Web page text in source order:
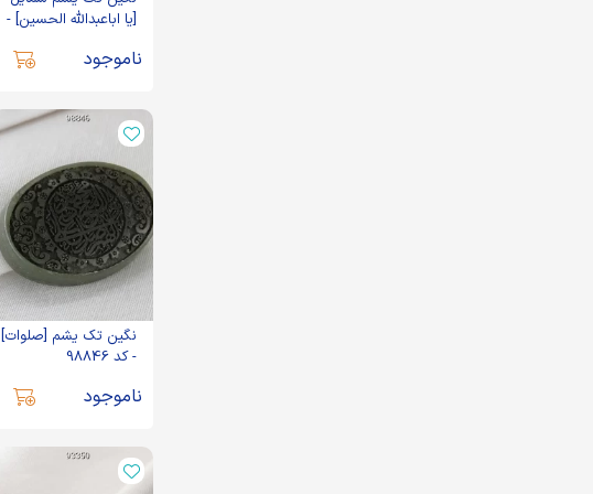
[یا اباعبدالله الحسین] -
ناموجود
نگین تک یشم [صلوات]
- کد 98846
ناموجود